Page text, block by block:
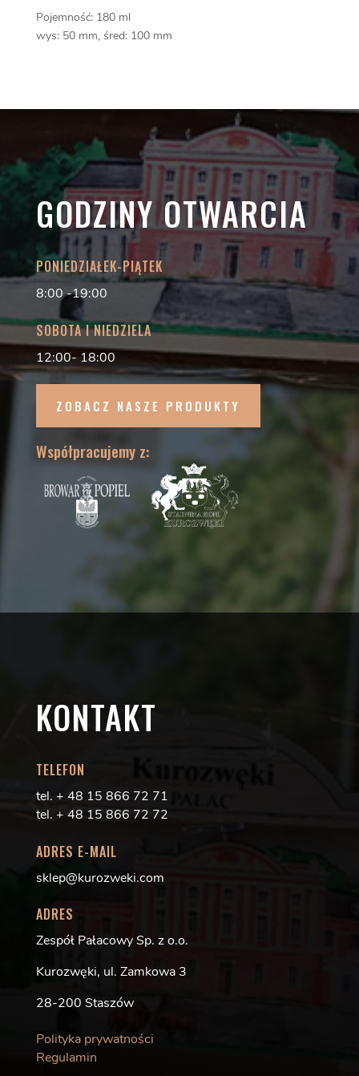
Pojemność: 180 ml
wys: 50 mm, śred: 100 mm
GODZINY OTWARCIA
PONIEDZIAŁEK-PIĄTEK
8:00 -19:00
SOBOTA I NIEDZIELA
12:00- 18:00
ZOBACZ NASZE PRODUKTY
Współpracujemy z:
KONTAKT
TELEFON
tel. + 48 15 866 72 71
tel. + 48 15 866 72 72
ADRES E-MAIL
sklep@kurozweki.com
ADRES
Zespół Pałacowy Sp. z o.o.
Kurozwęki, ul. Zamkowa 3
28-200 Staszów
Polityka prywatności
Regulamin